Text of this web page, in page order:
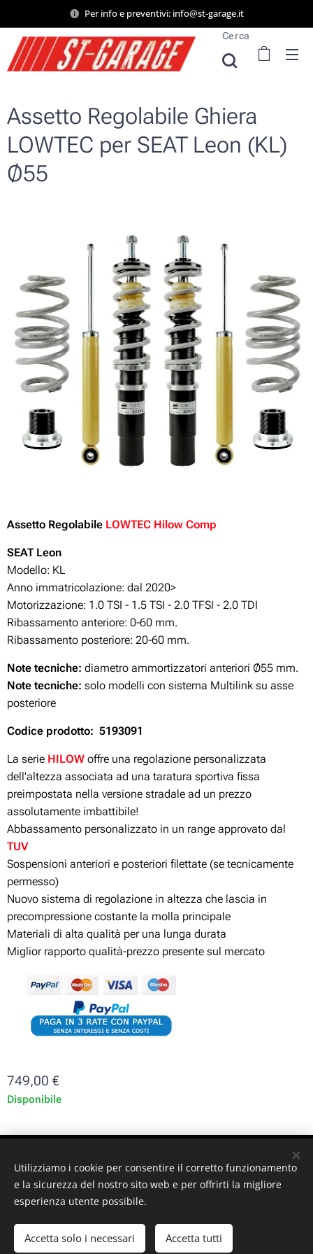
Per info e preventivi: info@st-garage.it
Cerca
Assetto Regolabile Ghiera
LOWTEC per SEAT Leon (KL)
Ø55
Assetto Regolabile LOWTEC Hilow Comp
SEAT Leon
Modello: KL
Anno immatricolazione: dal 2020>
Motorizzazione: 1.0 TSI - 1.5 TSI - 2.0 TFSI - 2.0 TDI
Ribassamento anteriore: 0-60 mm.
Ribassamento posteriore: 20-60 mm.
Note tecniche: diametro ammortizzatori anteriori Ø55 mm.
Note tecniche: solo modelli con sistema Multilink su asse
posteriore
Codice prodotto: 5193091
La serie HILOW offre una regolazione personalizzata
dell'altezza associata ad una taratura sportiva fissa
preimpostata nella versione stradale ad un prezzo
assolutamente imbattibile!
Abbassamento personalizzato in un range approvato dal
TUV
Sospensioni anteriori e posteriori filettate (se tecnicamente
permesso)
Nuovo sistema di regolazione in altezza che lascia in
precompressione costante la molla principale
Materiali di alta qualità per una lunga durata
Miglior rapporto qualità-prezzo presente sul mercato
749,00 €
Disponibile
10128 - Torino (TO) - P. iva: 10161030019
© 2024 ST-GARAGE All Rights Reserved
Cookies
Utilizziamo i cookie per consentire il corretto funzionamento
e la sicurezza del nostro sito web e per offrirti la migliore
esperienza utente possibile.
Accetta solo i necessari Accetta tutti